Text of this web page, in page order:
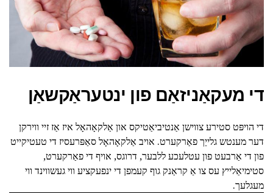
די מעקאַניזאַם פון ינטעראַקשאַן
די הויפּט סטירע צווישן אַנטיביאַטיקס און אַלקאָהאָל איז אַז זיי ווירקן
דער מענטש גלייַך פאַרקערט. אויב אַלקאָהאָל סאַפּרעסיז די טעטיקייט
פון די אַרבעט פון עטלעכע ללבער, דרוגס, אויף די פאַרקערט,
סטימיאַלייץ עס צו אַ קראַנק גוף קעמפן די ינפעקציע ווי געשווינד ווי
מעגלעך.